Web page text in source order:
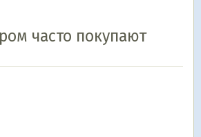
часто покупают